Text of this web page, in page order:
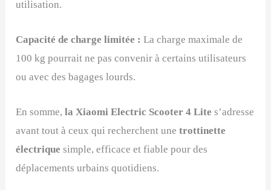
utilisation.
Capacité de charge limitée : La charge maximale de
100 kg pourrait ne pas convenir à certains utilisateurs
ou avec des bagages lourds.
En somme,la Xiaomi Electric Scooter 4 Lite s’adresse
avant tout à ceux qui recherchent unetrottinette
électrique simple, efficace et fiable pour des
déplacements urbains quotidiens.